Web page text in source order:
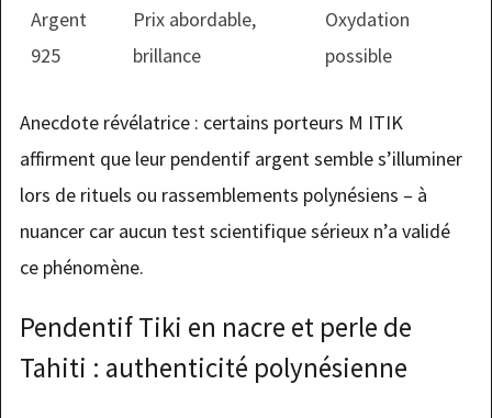
Argent
925
Prix abordable,
brillance
Oxydation
possible
Anecdote révélatrice : certains porteurs M ITIK
affirment que leur pendentif argent semble s’illuminer
lors de rituels ou rassemblements polynésiens – à
nuancer car aucun test scientifique sérieux n’a validé
ce phénomène.
Pendentif Tiki en nacre et perle de
Tahiti : authenticité polynésienne